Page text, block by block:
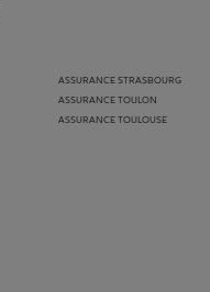
ASSURANCE STRASBOURG
ASSURANCE TOULON
ASSURANCE TOULOUSE